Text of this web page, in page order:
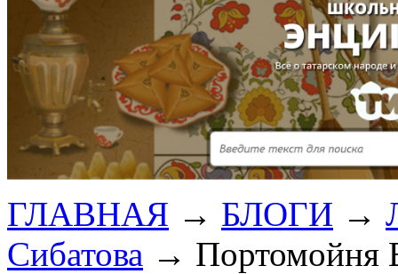
ГЛАВНАЯ → БЛОГИ →
Сибатова → Портомойня